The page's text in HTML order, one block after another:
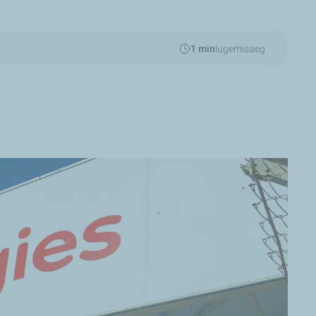
1 minlugemisaeg